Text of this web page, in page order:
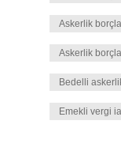
Askerlik
Askerlik
Bedelli
Emekli vergi